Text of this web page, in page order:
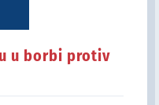
u borbi protiv